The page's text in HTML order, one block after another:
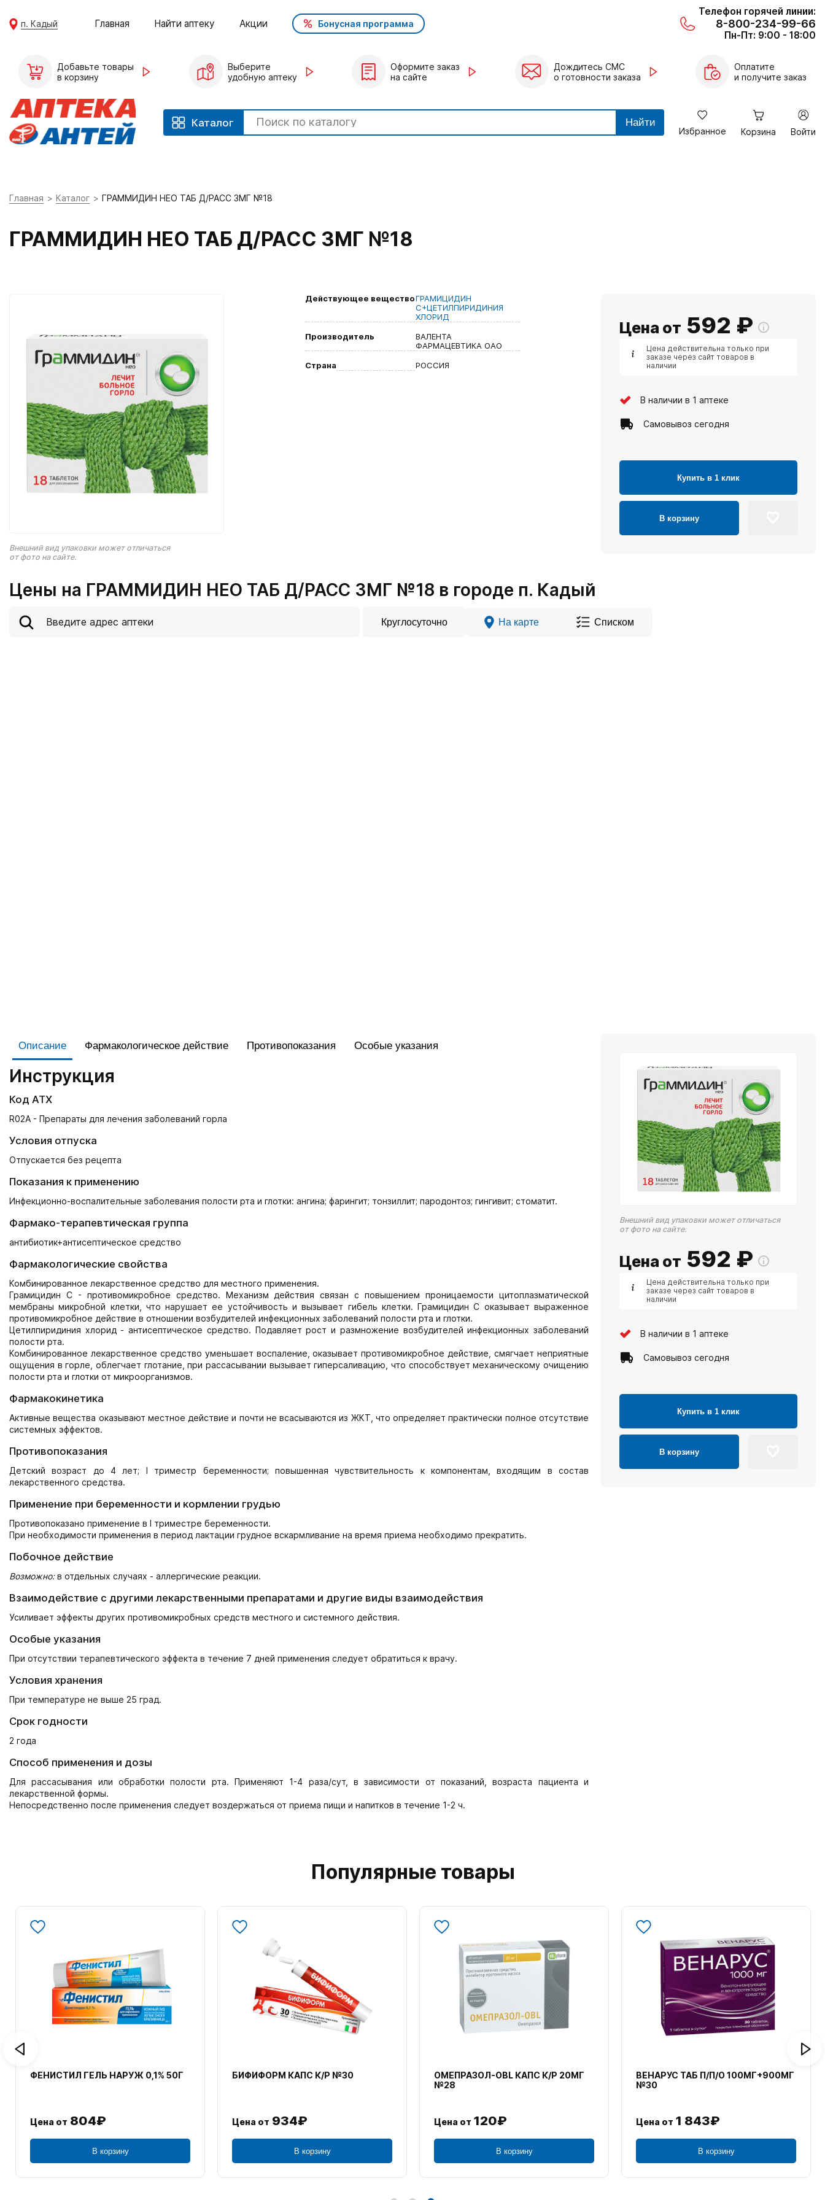
п. Кадый Главная Найти аптеку Акции Бонусная программа
Телефон горячей линии:
8-800-234-99-66
Пн-Пт: 9:00 - 18:00
Добавьте товары
в корзину
Выберите
удобную аптеку
Оформите заказ
на сайте
Дождитесь СМС
о готовности заказа
Оплатите
и получите заказ
Каталог Найти
Избранное Корзина Войти
Главная Каталог ГРАММИДИН НЕО ТАБ Д/РАСС 3МГ №18
ГРАММИДИН НЕО ТАБ Д/РАСС 3МГ №18
Внешний вид упаковки может отличаться
от фото на сайте.
Действующее веществоГРАМИЦИДИН
С+ЦЕТИЛПИРИДИНИЯ
ХЛОРИД
Производитель
ВАЛЕНТА
ФАРМАЦЕВТИКА ОАО
Страна
РОССИЯ
Цена от 592 ₽
Цена действительна только при
заказе через сайт товаров в
наличии
В наличии в 1 аптеке
Самовывоз сегодня
Купить в 1 клик
В корзину
Цены на ГРАММИДИН НЕО ТАБ Д/РАСС 3МГ №18 в городе п. Кадый
Круглосуточно На карте Списком
Описание Фармакологическое действие Противопоказания Особые указания
Инструкция
Код АТХ
R02A - Препараты для лечения заболеваний горла
Условия отпуска
Отпускается без рецепта
Показания к применению
Инфекционно-воспалительные заболевания полости рта и глотки: ангина; фарингит; тонзиллит; пародонтоз; гингивит; стоматит.
Фармако-терапевтическая группа
антибиотик+антисептическое средство
Фармакологические свойства
Комбинированное лекарственное средство для местного применения.
Грамицидин С - противомикробное средство. Механизм действия связан с повышением проницаемости цитоплазматической
мембраны микробной клетки, что нарушает ее устойчивость и вызывает гибель клетки. Грамицидин С оказывает выраженное
противомикробное действие в отношении возбудителей инфекционных заболеваний полости рта и глотки.
Цетилпиридиния хлорид - антисептическое средство. Подавляет рост и размножение возбудителей инфекционных заболеваний
полости рта.
Комбинированное лекарственное средство уменьшает воспаление, оказывает противомикробное действие, смягчает неприятные
ощущения в горле, облегчает глотание, при рассасывании вызывает гиперсаливацию, что способствует механическому очищению
полости рта и глотки от микроорганизмов.
Фармакокинетика
Активные вещества оказывают местное действие и почти не всасываются из ЖКТ, что определяет практически полное отсутствие
системных эффектов.
Противопоказания
Детский возраст до 4 лет; I триместр беременности; повышенная чувствительность к компонентам, входящим в состав
лекарственного средства.
Применение при беременности и кормлении грудью
Противопоказано применение в I триместре беременности.
При необходимости применения в период лактации грудное вскармливание на время приема необходимо прекратить.
Побочное действие
Возможно:в отдельных случаях - аллергические реакции.
Взаимодействие с другими лекарственными препаратами и другие виды взаимодействия
Усиливает эффекты других противомикробных средств местного и системного действия.
Особые указания
При отсутствии терапевтического эффекта в течение 7 дней применения следует обратиться к врачу.
Условия хранения
При температуре не выше 25 град.
Срок годности
2 года
Способ применения и дозы
Для рассасывания или обработки полости рта. Применяют 1-4 раза/сут, в зависимости от показаний, возраста пациента и
лекарственной формы.
Непосредственно после применения следует воздержаться от приема пищи и напитков в течение 1-2 ч.
Внешний вид упаковки может отличаться
от фото на сайте.
Цена от 592 ₽
Цена действительна только при
заказе через сайт товаров в
наличии
В наличии в 1 аптеке
Самовывоз сегодня
Купить в 1 клик
В корзину
Популярные товары
ФЕНИСТИЛ ГЕЛЬ НАРУЖ 0,1% 50Г
Цена от 804₽
В корзину
БИФИФОРМ КАПС К/Р №30
Цена от 934₽
В корзину
ОМЕПРАЗОЛ-OBL КАПС К/Р 20МГ
№28
Цена от 120₽
В корзину
ВЕНАРУС ТАБ П/П/О 100МГ+900МГ
№30
Цена от 1 843₽
В корзину